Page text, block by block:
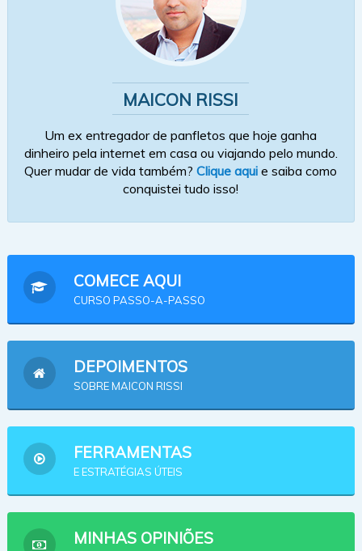
MAICON RISSI
Um ex entregador de panfletos que hoje ganha
dinheiro pela internet em casa ou viajando pelo mundo.
Quer mudar de vida também?Clique aqui e saiba como
conquistei tudo isso!
COMECE AQUI
CURSO PASSO-A-PASSO
DEPOIMENTOS
SOBRE MAICON RISSI
FERRAMENTAS
E ESTRATÉGIAS ÚTEIS
MINHAS OPINIÕES